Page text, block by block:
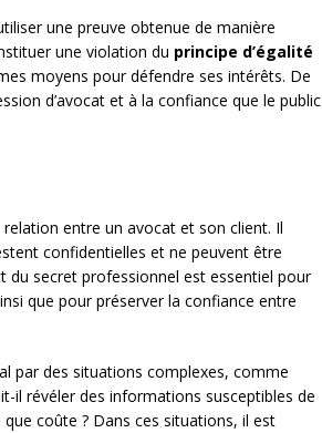
une preuve obtenue de manière
une violation du principe d’égalité
moyens pour défendre ses intérêts. De
d’avocat et à la confiance que le public
entre un avocat et son client. Il
confidentielles et ne peuvent être
du secret professionnel est essentiel pour
que pour préserver la confiance entre
par des situations complexes, comme
il révéler des informations susceptibles de
coûte ? Dans ces situations, il est